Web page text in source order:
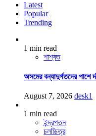
Latest
Popular
Trending
1 min read
শাশ্বত
অসমের বন্যাদুর্গতদের পাশে
August 7, 2026 desk1
1 min read
ইন্দ্রপতন
চলচ্চিত্র